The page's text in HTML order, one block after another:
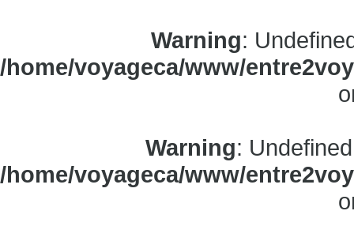
Warning:
/home/voyageca/www/
Warning:
/home/voyageca/www/